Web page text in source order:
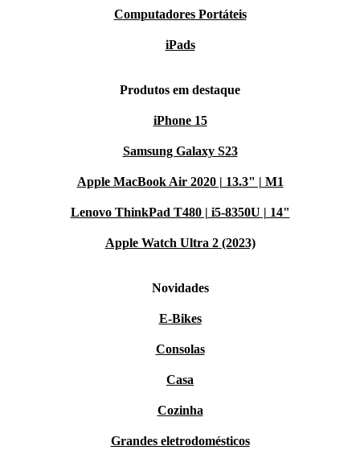
Computadores Portáteis
iPads
Produtos em destaque
iPhone 15
Samsung Galaxy S23
Apple MacBook Air 2020 | 13.3" | M1
Lenovo ThinkPad T480 | i5-8350U | 14"
Apple Watch Ultra 2 (2023)
Novidades
E-Bikes
Consolas
Casa
Cozinha
Grandes eletrodomésticos